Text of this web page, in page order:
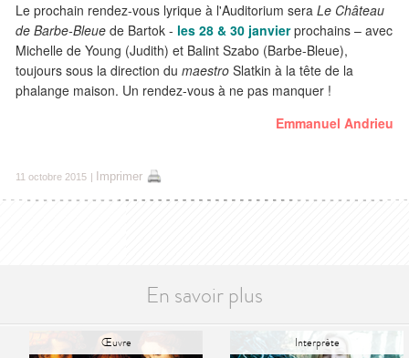
Le prochain rendez-vous lyrique à l'Auditorium sera Le Château
de Barbe-Bleue de Bartok - les 28 & 30 janvierprochains – avec
Michelle de Young (Judith) et Balint Szabo (Barbe-Bleue),
toujours sous la direction du maestro Slatkin à la tête de la
phalange maison. Un rendez-vous à ne pas manquer !
Emmanuel Andrieu
11 octobre 2015 | Imprimer
En savoir plus
Œuvre Interprète